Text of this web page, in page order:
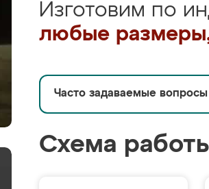
Изготовим по
любые
Часто задаваемые вопросы
Схема